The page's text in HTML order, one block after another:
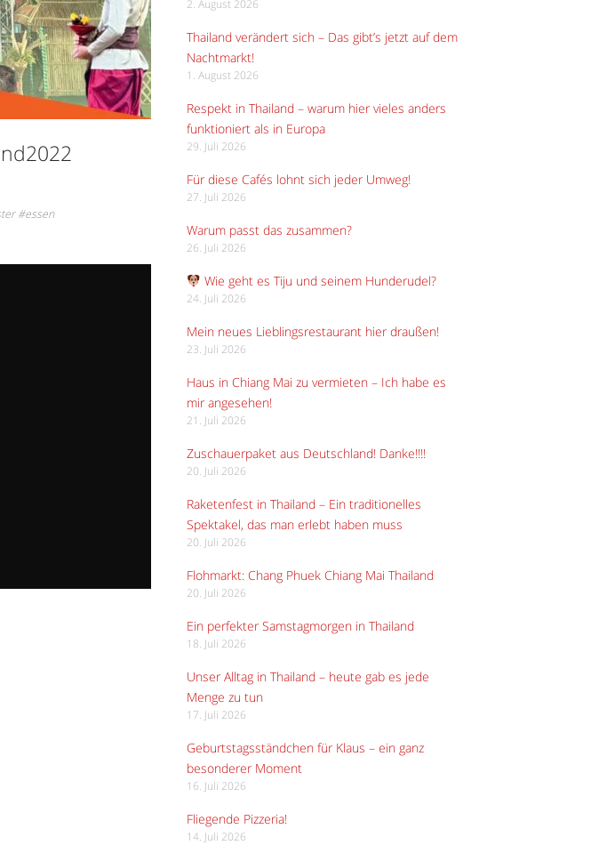
#essen
2. August 2026
Thailand verändert sich – Das gibt’s jetzt auf dem
Nachtmarkt!
1. August 2026
Respekt in Thailand – warum hier vieles anders
funktioniert als in Europa
29. Juli 2026
Für diese Cafés lohnt sich jeder Umweg!
27. Juli 2026
Warum passt das zusammen?
26. Juli 2026
Wie geht es Tiju und seinem Hunderudel?
24. Juli 2026
Mein neues Lieblingsrestaurant hier draußen!
23. Juli 2026
Haus in Chiang Mai zu vermieten – Ich habe es
mir angesehen!
21. Juli 2026
Zuschauerpaket aus Deutschland! Danke!!!!
20. Juli 2026
Raketenfest in Thailand – Ein traditionelles
Spektakel, das man erlebt haben muss
20. Juli 2026
Flohmarkt: Chang Phuek Chiang Mai Thailand
20. Juli 2026
Ein perfekter Samstagmorgen in Thailand
18. Juli 2026
Unser Alltag in Thailand – heute gab es jede
Menge zu tun
17. Juli 2026
Geburtstagsständchen für Klaus – ein ganz
besonderer Moment
16. Juli 2026
Fliegende Pizzeria!
14. Juli 2026